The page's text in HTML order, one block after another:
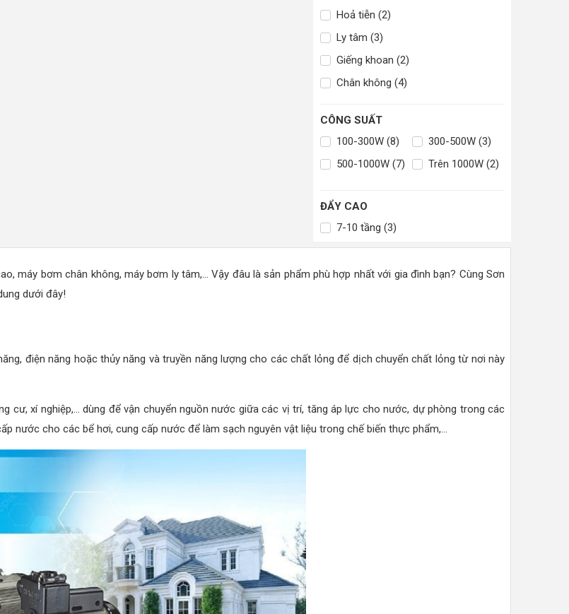
Hoả tiễn (2)
Ly tâm (3)
Giếng khoan (2)
Chân không (4)
CÔNG SUẤT
100-300W (8)
300-500W (3)
500-1000W (7)
Trên 1000W (2)
ĐẨY CAO
7-10 tầng (3)
máy bơm chân không, máy bơm ly tâm,... Vậy đâu là sản phẩm phù hợp nhất với gia đình bạn? Cùng Sơn
dưới đây!
điện năng hoặc thủy năng và truyền năng lượng cho các chất lỏng để dịch chuyển chất lỏng từ nơi này
cư, xí nghiệp,... dùng để vận chuyển nguồn nước giữa các vị trí, tăng áp lực cho nước, dự phòng trong các
nước cho các bể hơi, cung cấp nước để làm sạch nguyên vật liệu trong chế biến thực phẩm,...